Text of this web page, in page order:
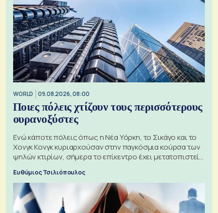
WORLD 09.08.2026, 08:00
Ποιες πόλεις χτίζουν τους περισσότερους
ουρανοξύστες
Ενώ κάποτε πόλεις όπως η Νέα Υόρκη, το Σικάγο και το
Χονγκ Κονγκ κυριαρχούσαν στην παγκόσμια κούρσα των
ψηλών κτιρίων, σήμερα το επίκεντρο έχει μετατοπιστεί
Ευθύμιος Τσιλιόπουλος